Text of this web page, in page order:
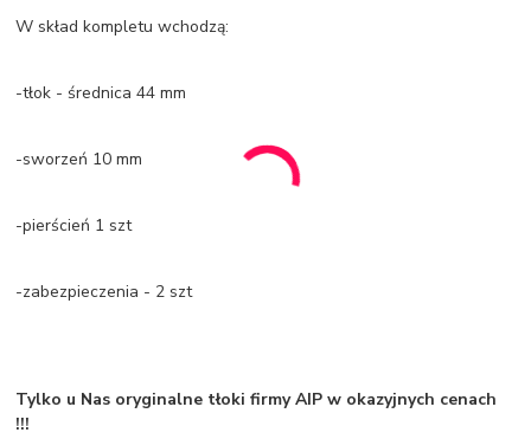
W skład kompletu wchodzą:
-tłok - średnica 44 mm
-sworzeń 10 mm
-pierścień 1 szt
-zabezpieczenia - 2 szt
Tylko u Nas oryginalne tłoki firmyAIP w okazyjnych cenach
!!!